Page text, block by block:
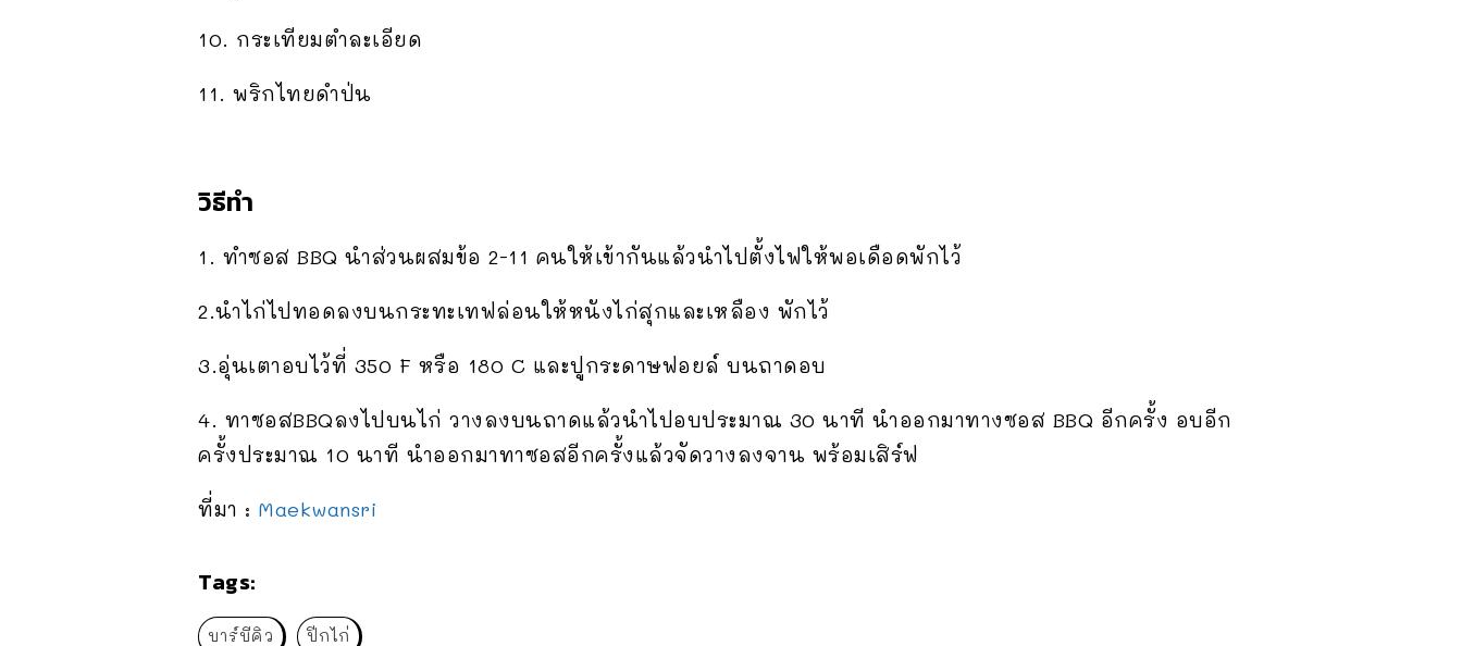
10. กระเทียมตำละเอียด
11. พริกไทยดำป่น
วิธีทำ
1. ทำซอส BBQ นำส่วนผสมข้อ 2-11 คนให้เข้ากันแล้วนำไปตั้งไฟให้พอเดือดพักไว้
2.นำไก่ไปทอดลงบนกระทะเทฟล่อนให้หนังไก่สุกและเหลือง พักไว้
3.อุ่นเตาอบไว้ที่ 350 F หรือ 180 C และปูกระดาษฟอยล์ บนถาดอบ
4. ทาซอสBBQลงไปบนไก่ วางลงบนถาดแล้วนำไปอบประมาณ 30 นาที นำออกมาทางซอส BBQ อีกครั้ง อบอีก
ครั้งประมาณ 10 นาที นำออกมาทาซอสอีกครั้งแล้วจัดวางลงจาน พร้อมเสิร์ฟ
ที่มา : Maekwansri
Tags:
บาร์บีคิว ปีกไก่